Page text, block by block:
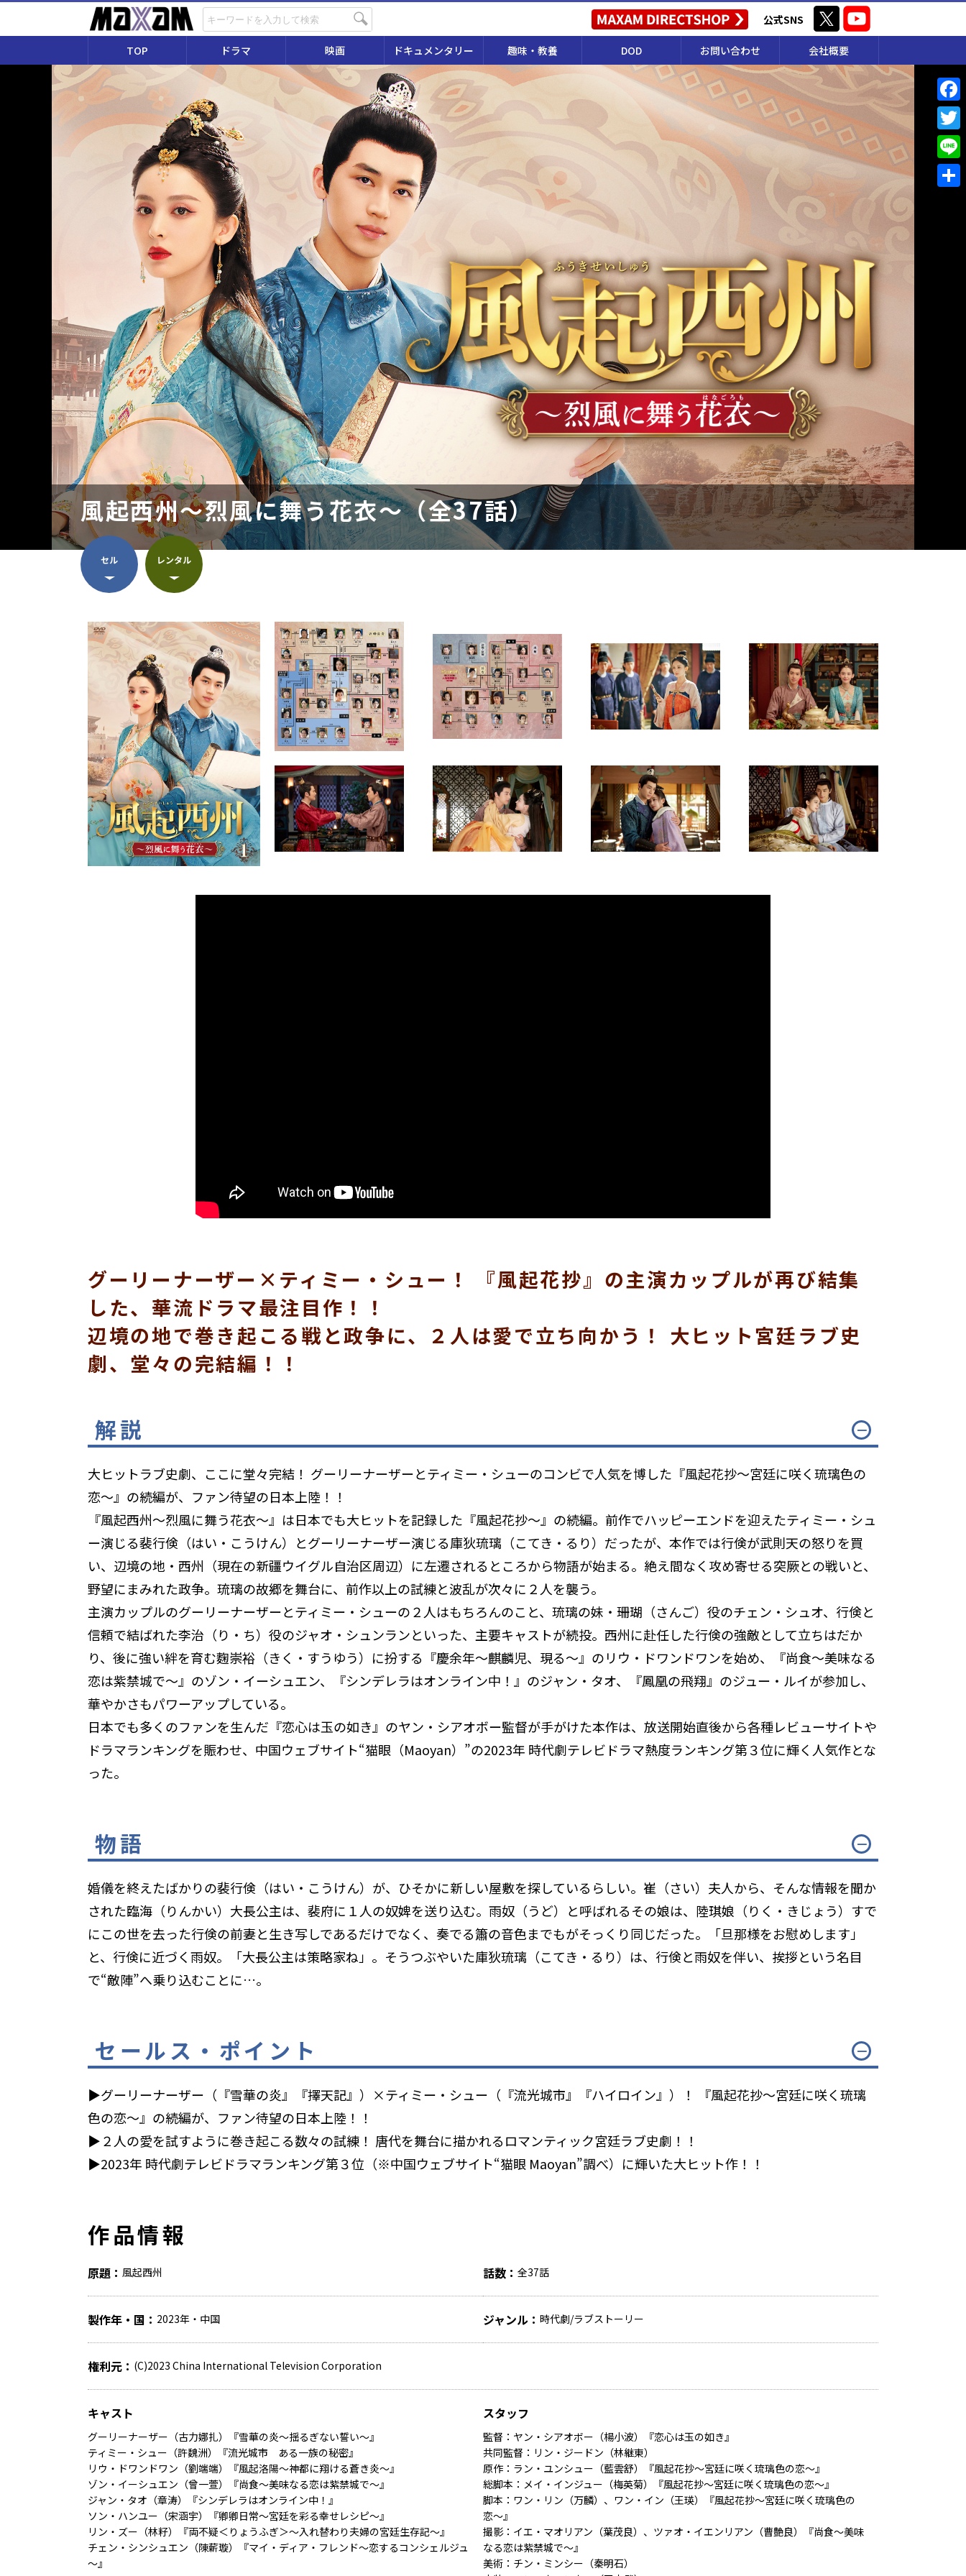
公式SNS
TOP ドラマ 映画 ドキュメンタリー 趣味・教養 DOD お問い合わせ 会社概要
風起西州～烈風に舞う花衣～（全37話）
セル レンタル
グーリーナーザー×ティミー・シュー！ 『風起花抄』の主演カップルが再び結集
した、華流ドラマ最注目作！！
辺境の地で巻き起こる戦と政争に、２人は愛で立ち向かう！ 大ヒット宮廷ラブ史
劇、堂々の完結編！！
解説
大ヒットラブ史劇、ここに堂々完結！ グーリーナーザーとティミー・シューのコンビで人気を博した『風起花抄～宮廷に咲く琉璃色の
恋～』の続編が、ファン待望の日本上陸！！
『風起西州～烈風に舞う花衣～』は日本でも大ヒットを記録した『風起花抄～』の続編。前作でハッピーエンドを迎えたティミー・シュ
ー演じる裴行倹（はい・こうけん）とグーリーナーザー演じる庫狄琉璃（こてき・るり）だったが、本作では行倹が武則天の怒りを買
い、辺境の地・西州（現在の新疆ウイグル自治区周辺）に左遷されるところから物語が始まる。絶え間なく攻め寄せる突厥との戦いと、
野望にまみれた政争――。琉璃の故郷を舞台に、前作以上の試練と波乱が次々に２人を襲う。
主演カップルのグーリーナーザーとティミー・シューの２人はもちろんのこと、琉璃の妹・珊瑚（さんご）役のチェン・シュオ、行倹と
信頼で結ばれた李治（り・ち）役のジャオ・シュンランといった、主要キャストが続投。西州に赴任した行倹の強敵として立ちはだか
り、後に強い絆を育む麴崇裕（きく・すうゆう）に扮する『慶余年～麒麟児、現る～』のリウ・ドワンドワンを始め、『尚食～美味なる
恋は紫禁城で～』のゾン・イーシュエン、『シンデレラはオンライン中！』のジャン・タオ、『鳳凰の飛翔』のジュー・ルイが参加し、
華やかさもパワーアップしている。
日本でも多くのファンを生んだ『恋心は玉の如き』のヤン・シアオボー監督が手がけた本作は、放送開始直後から各種レビューサイトや
ドラマランキングを賑わせ、中国ウェブサイト“猫眼（Maoyan）”の2023年 時代劇テレビドラマ熱度ランキング第３位に輝く人気作とな
った。
物語
婚儀を終えたばかりの裴行倹（はい・こうけん）が、ひそかに新しい屋敷を探しているらしい。崔（さい）夫人から、そんな情報を聞か
された臨海（りんかい）大長公主は、裴府に１人の奴婢を送り込む。雨奴（うど）と呼ばれるその娘は、陸琪娘（りく・きじょう）――すで
にこの世を去った行倹の前妻と生き写しであるだけでなく、奏でる簫の音色までもがそっくり同じだった。「旦那様をお慰めします」
と、行倹に近づく雨奴。「大長公主は策略家ね」。そうつぶやいた庫狄琉璃（こてき・るり）は、行倹と雨奴を伴い、挨拶という名目
で“敵陣”へ乗り込むことに…。
セールス・ポイント
▶グーリーナーザー（『雪華の炎』『擇天記』）×ティミー・シュー（『流光城市』『ハイロイン』）！ 『風起花抄～宮廷に咲く琉璃
色の恋～』の続編が、ファン待望の日本上陸！！
▶２人の愛を試すように巻き起こる数々の試練！ 唐代を舞台に描かれるロマンティック宮廷ラブ史劇！！
▶2023年 時代劇テレビドラマランキング第３位（※中国ウェブサイト“猫眼 Maoyan”調べ）に輝いた大ヒット作！！
作品情報
原題 風起西州 話数 全37話
製作年・国 2023年・中国 ジャンル 時代劇/ラブストーリー
権利元 (C)2023 China International Television Corporation
キャスト
グーリーナーザー（古力娜扎）『雪華の炎～揺るぎない誓い～』
ティミー・シュー（許魏洲）『流光城市 ある一族の秘密』
リウ・ドワンドワン（劉端端）『風起洛陽～神都に翔ける蒼き炎～』
ゾン・イーシュエン（曾一萱）『尚食～美味なる恋は紫禁城で～』
ジャン・タオ（章涛）『シンデレラはオンライン中！』
ソン・ハンユー（宋涵宇）『卿卿日常～宮廷を彩る幸せレシピ～』
リン・ズー（林籽）『両不疑＜りょうふぎ＞～入れ替わり夫婦の宮廷生存記～』
チェン・シンシュエン（陳薪璇）『マイ・ディア・フレンド～恋するコンシェルジュ
～』
スタッフ
監督：ヤン・シアオボー（楊小波）『恋心は玉の如き』
共同監督：リン・ジードン（林継東）
原作：ラン・ユンシュー（藍雲舒）『風起花抄～宮廷に咲く琉璃色の恋～』
総脚本：メイ・インジュー（梅英菊）『風起花抄～宮廷に咲く琉璃色の恋～』
脚本：ワン・リン（万麟）、ワン・イン（王瑛）『風起花抄～宮廷に咲く琉璃色の
恋～』
撮影：イエ・マオリアン（葉茂良）、ツァオ・イエンリアン（曹艶良）『尚食～美味
なる恋は紫禁城で～』
美術：チン・ミンシー（秦明石）
F
a
c
e
T
w
i
L
i